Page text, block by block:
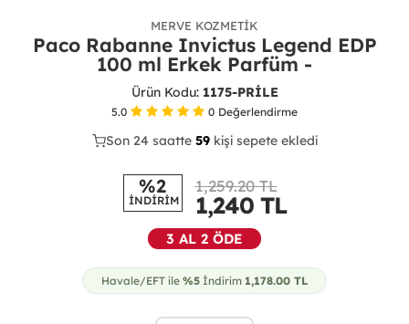
MERVE KOZMETIK
Paco Rabanne Invictus Legend EDP
100 ml Erkek Parfüm -
Ürün Kodu: 1175-PRİLE
5.0 0 Değerlendirme
30
Son 24 saatte 59 kişi sepete ekledi
24
%2
İNDİRİM
1,259.20 TL
1,240TL
3 AL 2 ÖDE
Havale/EFT ile %5 İndirim 1,178.00 TL